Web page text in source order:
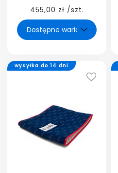
455,00 zł /szt.
wysyłka do 14 dni